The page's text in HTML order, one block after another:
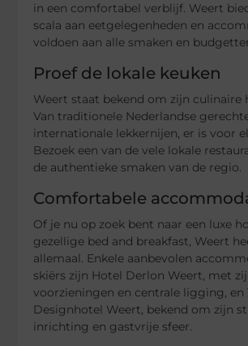
in een comfortabel verblijf. Weert
scala aan eetgelegenheden en
voldoen aan alle smaken en
Proef de lokale keuken
Weert staat bekend om zijn culinaire
Van traditionele Nederlandse
internationale lekkernijen, er is voor
Bezoek een van de vele lokale
de authentieke smaken van de regio.
Comfortabele
Of je nu op zoek bent naar een luxe
gezellige bed and breakfast, Weert
allemaal. Enkele aanbevolen
skiërs zijn Hotel Derlon Weert, met
voorzieningen en centrale ligging, en
Designhotel Weert, bekend om zijn
inrichting en gastvrije sfeer.